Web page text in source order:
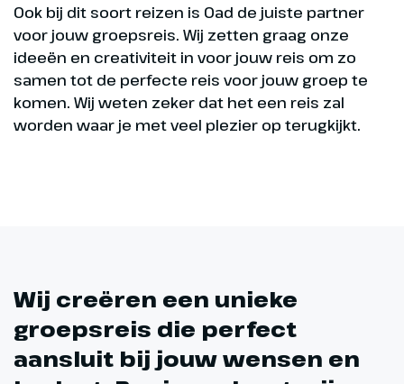
Ook bij dit soort reizen is Oad de juiste partner
voor jouw groepsreis. Wij zetten graag onze
ideeën en creativiteit in voor jouw reis om zo
samen tot de perfecte reis voor jouw groep te
komen. Wij weten zeker dat het een reis zal
worden waar je met veel plezier op terugkijkt.
Wij creëren een unieke
groepsreis die perfect
aansluit bij jouw wensen en